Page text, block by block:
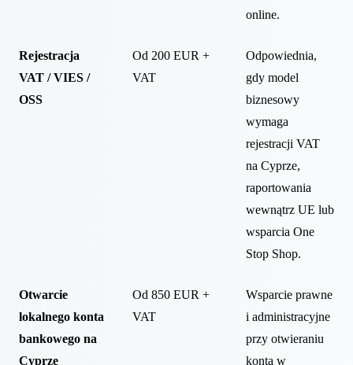
online.
Rejestracja
VAT / VIES /
OSS
Od 200 EUR +
VAT
Odpowiednia,
gdy model
biznesowy
wymaga
rejestracji VAT
na Cyprze,
raportowania
wewnątrz UE lub
wsparcia One
Stop Shop.
Otwarcie
lokalnego konta
bankowego na
Cyprze
Od 850 EUR +
VAT
Wsparcie prawne
i administracyjne
przy otwieraniu
konta w